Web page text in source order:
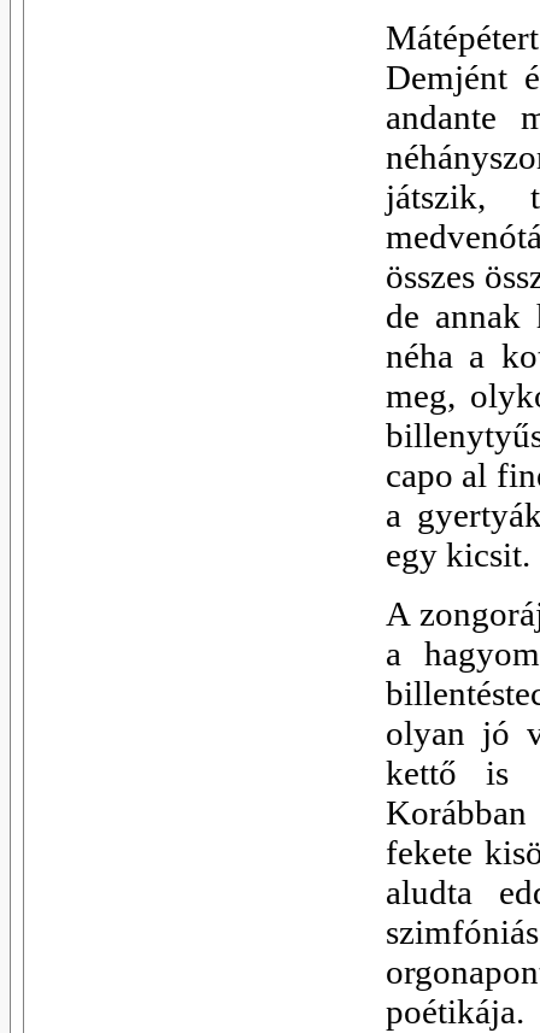
Demjént
andante
játszik,
összes
de annak
néha a
meg,
capo al
a
egy kicsit.
A
a
olyan jó
kettő is
fekete
aludta
poétikája.